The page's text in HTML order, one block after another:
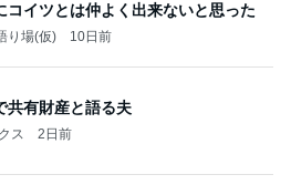
コイツとは仲よく出来ないと思った
り場(仮) 10日前
共有財産と語る夫
ス 2日前